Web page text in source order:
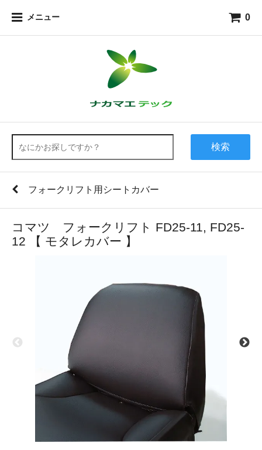
メニュー 0
検索
フォークリフト用シートカバー
コマツ フォークリフト FD25-11, FD25-
12 【 モタレカバー 】